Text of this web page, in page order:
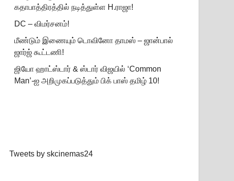
கதாபாத்திரத்தில் நடித்துள்ள H.ராஜா!
DC – விமர்சனம்!
மீண்டும் இணையும் டொவினோ தாமஸ் – ஜான்பால்
ஜார்ஜ் கூட்டணி!
ஜியோ ஹாட்ஸ்டார் & ஸ்டார் விஜயில் ‘Common
Man’-ஐ அறிமுகப்படுத்தும் பிக் பாஸ் தமிழ் 10!
Tweets by skcinemas24